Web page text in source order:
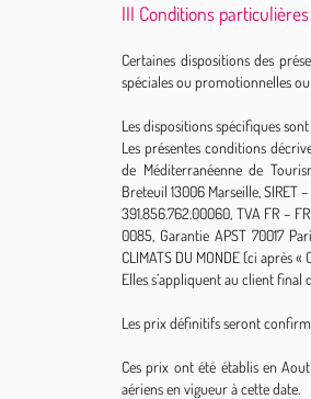
III Conditions
Certaines dispositions des
spéciales ou promotionnelles ou
Les dispositions spécifiques
Les présentes conditions
de Méditerranéenne de
Breteuil 13006 Marseille, SIRET –
391.856.762.00060, TVA FR –
0085, Garantie APST 70017
CLIMATS DU MONDE (ci après «
Elles s’appliquent au client final
Les prix définitifs seront
Ces prix ont été établis en
aériens en vigueur à cette date.